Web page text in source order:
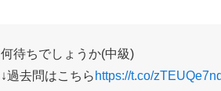
何待ちでしょうか(中級)
↓過去問はこちら https://t.co/